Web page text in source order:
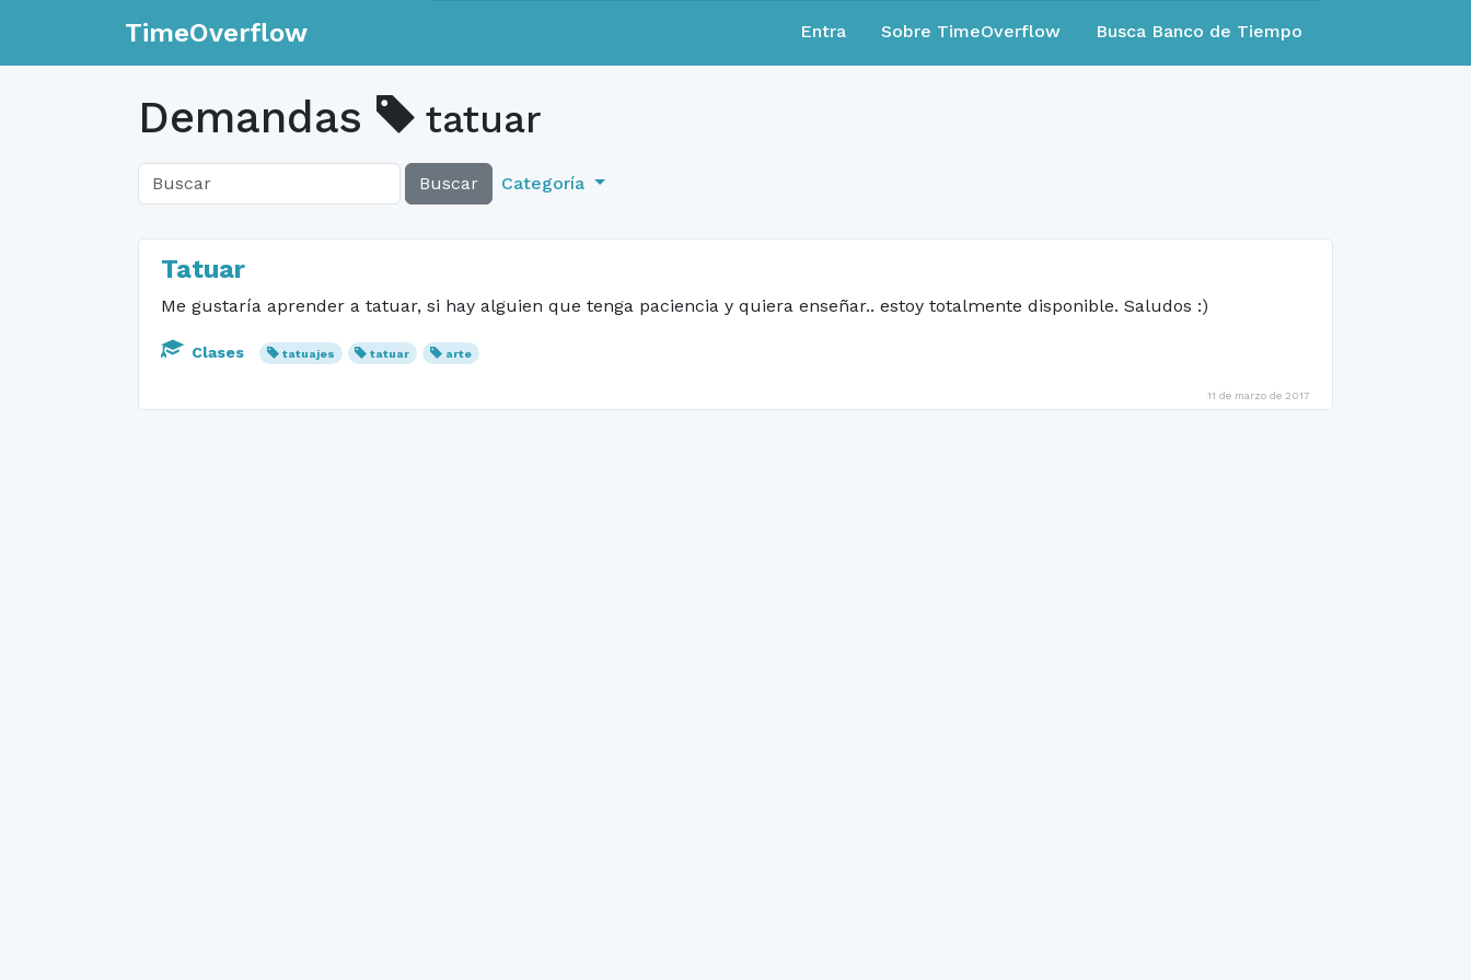
TimeOverflow Entra Sobre TimeOverflow Busca Banco de Tiempo
Demandas tatuar
Buscar Categoría
Tatuar
Me gustaría aprender a tatuar, si hay alguien que tenga paciencia y quiera enseñar.. estoy totalmente disponible. Saludos :)
Clases tatuajes tatuar arte
11 de marzo de 2017